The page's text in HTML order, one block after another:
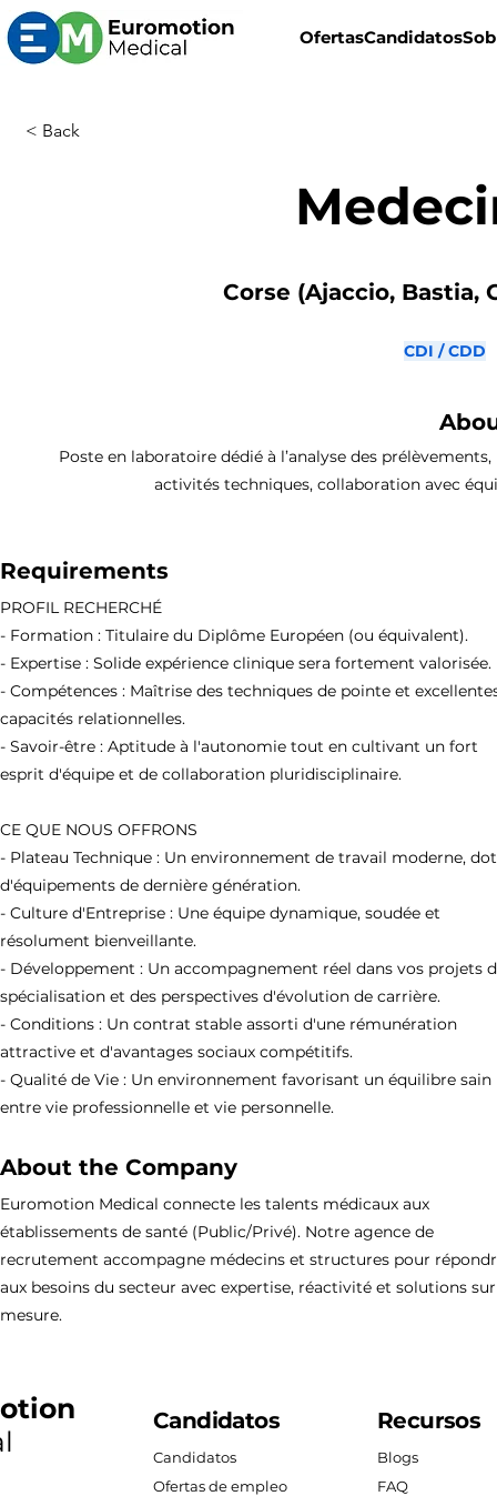
OfertasCandidatos
< Back
Corse (Ajaccio, Bastia,
CDI / CDD
Poste en laboratoire dédié à l’analyse des
activités techniques, collaboration avec
Requirements
PROFIL RECHERCHÉ
- Formation : Titulaire du Diplôme Européen (ou équivalent).
- Expertise : Solide expérience clinique sera fortement valorisée.
- Compétences : Maîtrise des techniques de pointe et
capacités relationnelles.
- Savoir-être : Aptitude à l'autonomie tout en cultivant un fort
esprit d'équipe et de collaboration pluridisciplinaire.
CE QUE NOUS OFFRONS
- Plateau Technique : Un environnement de travail moderne,
d'équipements de dernière génération.
- Culture d'Entreprise : Une équipe dynamique, soudée et
résolument bienveillante.
- Développement : Un accompagnement réel dans vos projets
spécialisation et des perspectives d'évolution de carrière.
- Conditions : Un contrat stable assorti d'une rémunération
attractive et d'avantages sociaux compétitifs.
- Qualité de Vie : Un environnement favorisant un équilibre sain
entre vie professionnelle et vie personnelle.
About the Company
Euromotion Medical connecte les talents médicaux aux
établissements de santé (Public/Privé). Notre agence de
recrutement accompagne médecins et structures pour
aux besoins du secteur avec expertise, réactivité et solutions sur
mesure.
Candidatos
Candidatos
Ofertas de empleo
Recursos
Blogs
FAQ